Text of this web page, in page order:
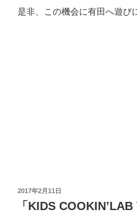
是非、この機会に有田へ遊び
投
稿
2017年2月11日
「KIDS